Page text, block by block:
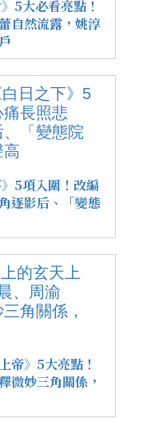
5大必看亮點！
自然流露，姚淳
5項入圍！改編
逐影后、「變態
帝》5大亮點！
微妙三角關係，